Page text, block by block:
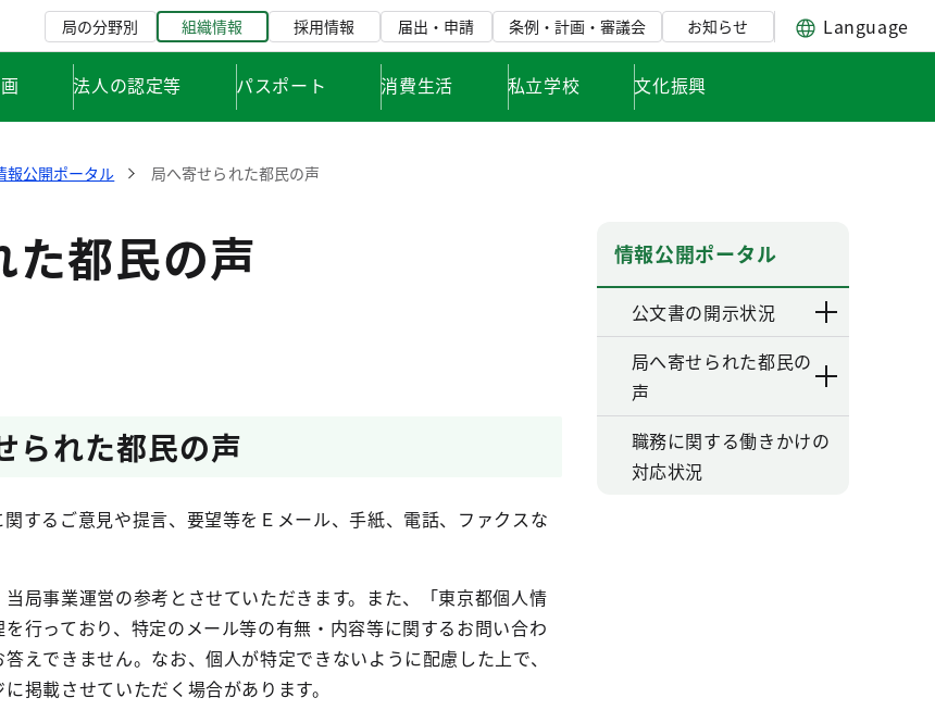
局の分野別 組織情報 採用情報 届出・申請 条例・計画・審議会 お知らせ Language
法人の認定等 パスポート 消費生活 私立学校 文化振興
報公開ポータル 局へ寄せられた都民の声
た都民の声
られた都民の声
するご意見や提言、要望等をＥメール、手紙、電話、ファクスな
局事業運営の参考とさせていただきます。また、「東京都個人情
行っており、特定のメール等の有無・内容等に関するお問い合わ
えできません。なお、個人が特定できないように配慮した上で、
掲載させていただく場合があります。
情報公開ポータル
公文書の開示状況
局へ寄せられた都民の
声
職務に関する働きかけの
対応状況